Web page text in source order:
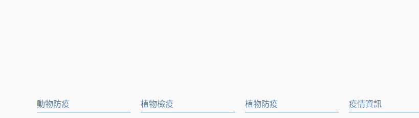
動物防疫 植物檢疫 植物防疫 疫情資訊